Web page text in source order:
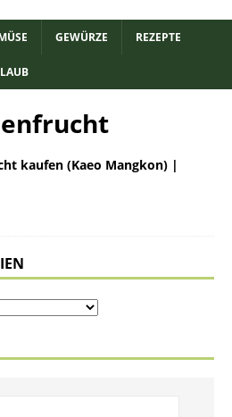
GEWÜRZE REZEPTE
kaufen (Kaeo Mangkon) |